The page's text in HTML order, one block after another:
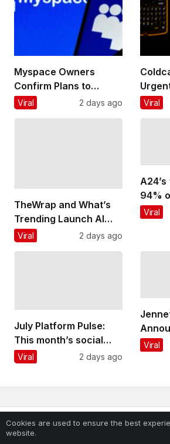
Myspace Owners
Confirm Plans to
Relaunch the Platform
Viral 2 days ago Viral
TheWrap and What’s
Trending Launch AI
Creator Day, Bringing
Viral 2 days ago
A24’s
94%
Viral
July Platform Pulse:
This month’s social
platform updates and
Viral 2 days ago
‘the
Viral
Cookies are used to ensure the best
website.Home